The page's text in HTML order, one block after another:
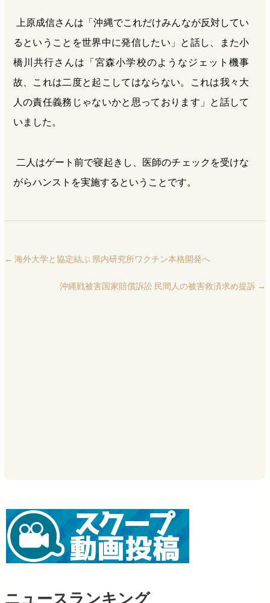
上原成信さんは「沖縄でこれだけみんなが反対してい
るということを世界中に発信したい」と話し、また小
橋川共行さんは「宮森小学校のようなジェット機事
故、これは二度と起こしてはならない。これは我々大
人の責任義務じゃないかと思っております」と話して
いました。
二人はゲート前で寝起きし、医師のチェックを受けな
がらハンストを実施するということです。
← 海外大学と協定結ぶ 県内研究所ワクチン本格開発へ
沖縄戦被害国家賠償訴訟 民間人の被害救済求め提訴 →
ニュースランキング